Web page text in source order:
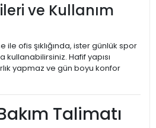
ve Kullanım
ile ofis şıklığında, ister günlük spor
Hafif yapısı
yapmaz ve gün boyu konfor
Talimatı